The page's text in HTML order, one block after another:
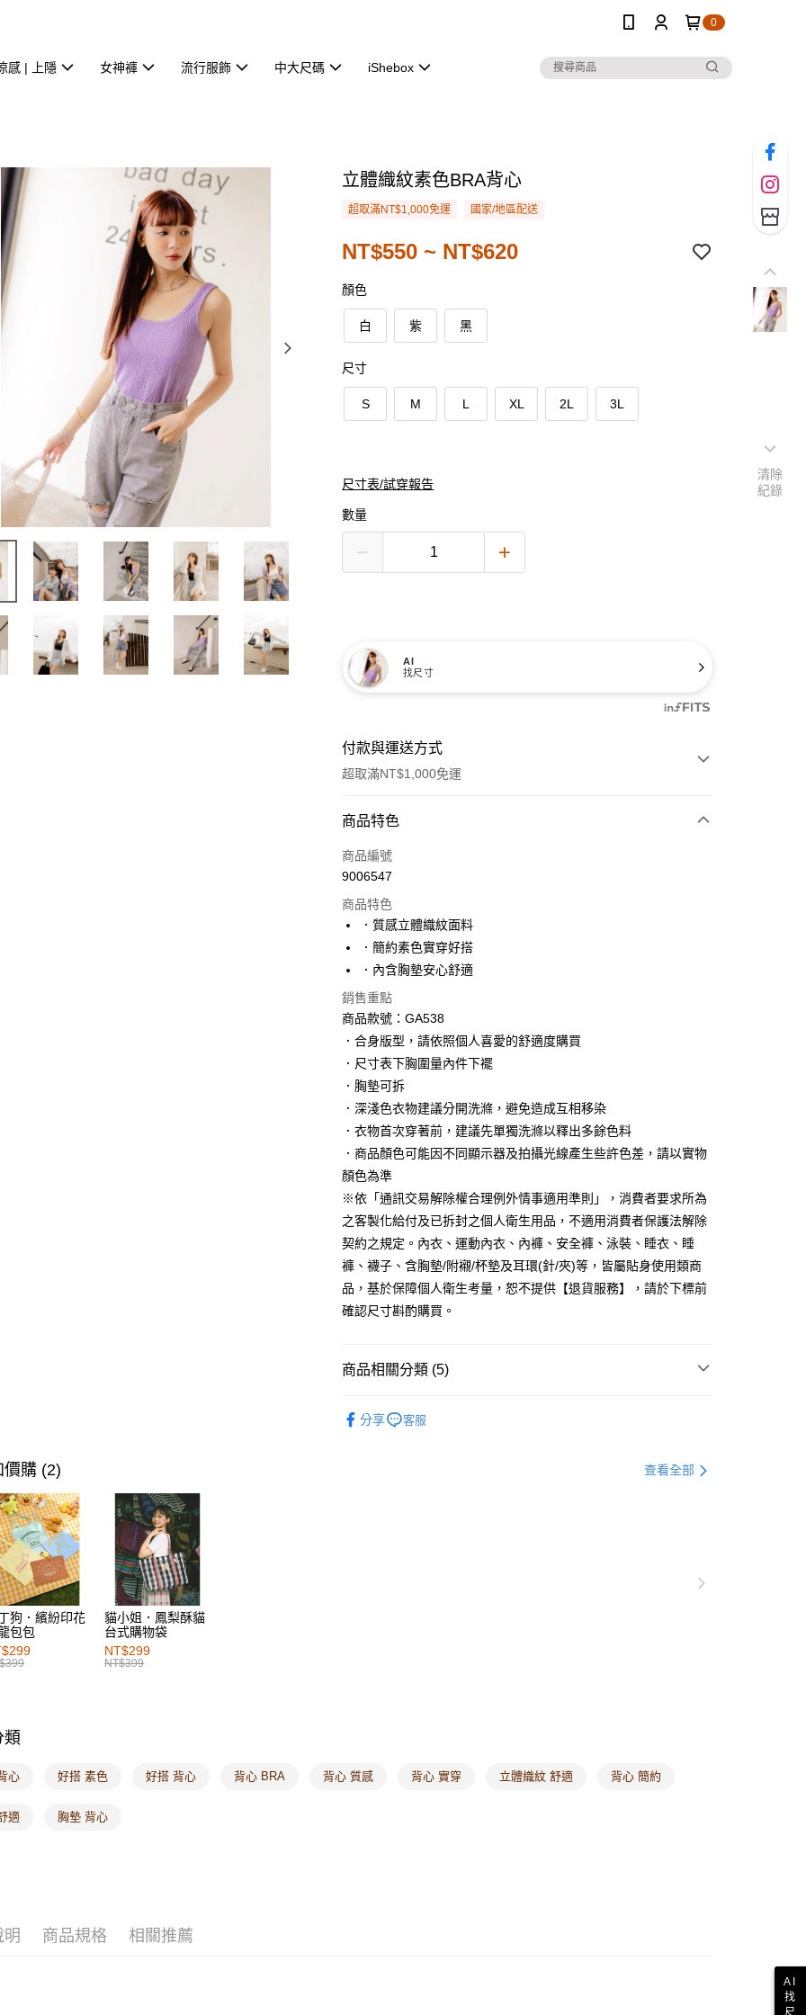
0
感 | 上隱 女神褲 流行服飾 中大尺碼 iShebox
立體織紋素色BRA背心
超取滿NT$1,000免運 國家/地區配送
NT$550 ~ NT$620
顏色
白 紫 黑
尺寸
S M L XL 2L 3L
尺寸表/試穿報告
數量
AI
找尺寸
付款與運送方式
超取滿NT$1,000免運
付款方式
信用卡一次付款
超商取貨付款
LINE Pay
運送方式
全家取貨付款
每筆NT$60，滿NT$1,000(含以上)免運費
付款後全家取貨
每筆NT$60，滿NT$1,000(含以上)免運費
萊爾富取貨付款
每筆NT$60，滿NT$1,000(含以上)免運費
付款後萊爾富取貨
每筆NT$60，滿NT$1,000(含以上)免運費
7-11取貨付款
付款後7-11取貨
宅配
商品特色
商品編號
9006547
商品特色
．質感立體織紋面料
．簡約素色實穿好搭
．內含胸墊安心舒適
銷售重點
商品款號：GA538
．合身版型，請依照個人喜愛的舒適度購買
．尺寸表下胸圍量內件下襬
．胸墊可拆
．深淺色衣物建議分開洗滌，避免造成互相移染
．衣物首次穿著前，建議先單獨洗滌以釋出多餘色料
．商品顏色可能因不同顯示器及拍攝光線產生些許色差，請以實物
顏色為準
※依「通訊交易解除權合理例外情事適用準則」，消費者要求所為
之客製化給付及已拆封之個人衛生用品，不適用消費者保護法解除
契約之規定。內衣、運動內衣、內褲、安全褲、泳裝、睡衣、睡
褲、襪子、含胸墊/附襯/杯墊及耳環(針/夾)等，皆屬貼身使用類商
品，基於保障個人衛生考量，恕不提供【退貨服務】，請於下標前
確認尺寸斟酌購買。
商品相關分類 (5)
分享 客服
價購 (2) 查看全部
狗．繽紛印花
包包
貓小姐．鳳梨酥貓
台式購物袋
NT$299
NT$399
類
心 好搭 素色 好搭 背心 背心 BRA 背心 質感 背心 實穿 立體織紋 舒適 背心 簡約
適 胸墊 背心
明 商品規格 相關推薦
清除
紀錄
AI
找
尺